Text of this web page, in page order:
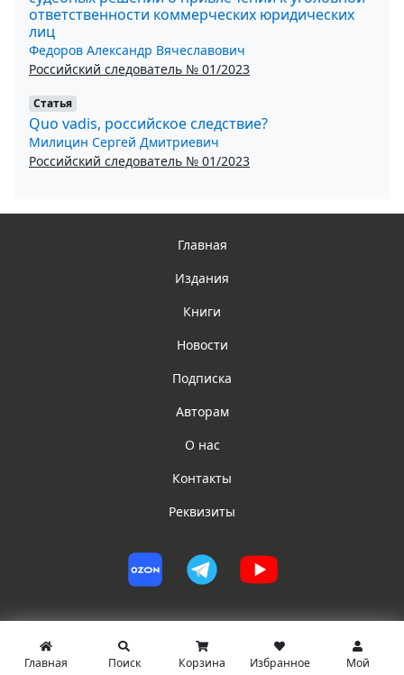
ответственности коммерческих юридических
лиц
Федоров Александр Вячеславович
Российский следователь № 01/2023
Статья
Quo vadis, российское следствие?
Милицин Сергей Дмитриевич
Российский следователь № 01/2023
Главная
Издания
Книги
Новости
Подписка
Авторам
О нас
Контакты
Реквизиты
© ИГ ЮРИСТ
Главная Поиск Корзина Избранное Мой